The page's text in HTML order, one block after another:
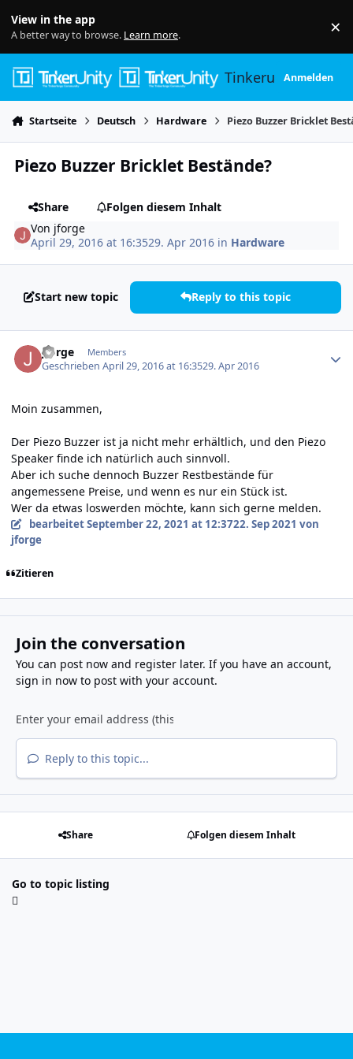
View in the app
A better way to browse. Learn more. ×
TinkerunityAnmelden
Startseite Deutsch Hardware Piezo Buzzer Bricklet
Piezo Buzzer Bricklet Bestände?
Share
Folgen diesem Inhalt
Von jforge
April 29, 2016 at 16:3529. Apr 2016 in Hardware
Start new topic Reply to this topic
jforge Members
GeschriebenApril 29, 2016 at 16:3529. Apr 2016
Moin zusammen,
Der Piezo Buzzer ist ja nicht mehr erhältlich, und den Piezo
Speaker finde ich natürlich auch sinnvoll.
Aber ich suche dennoch Buzzer Restbestände für
angemessene Preise, und wenn es nur ein Stück ist.
Wer da etwas loswerden möchte, kann sich gerne melden.
bearbeitetSeptember 22, 2021 at 12:3722. Sep 2021 von
jforge
Zitieren
Join the conversation
You can post now and register later. If you have an account,
sign in nowto post with your account.
Reply to this topic...
Share Folgen diesem Inhalt
Go to topic listing